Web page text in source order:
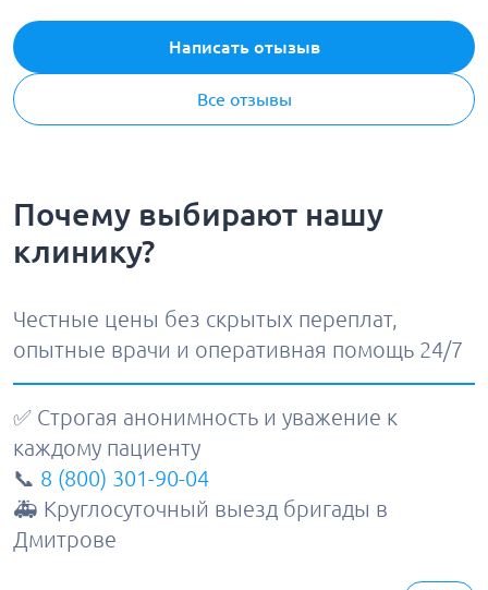
Написать отызыв
Все отзывы
Почему выбирают нашу
клинику?
Честные цены без скрытых переплат,
опытные врачи и оперативная помощь 24/7
✅ Строгая анонимность и уважение к
каждому пациенту
📞 8 (800) 301-90-04
🚑 Круглосуточный выезд бригады в
Дмитрове